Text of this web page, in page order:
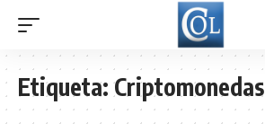
Etiqueta:Criptomonedas